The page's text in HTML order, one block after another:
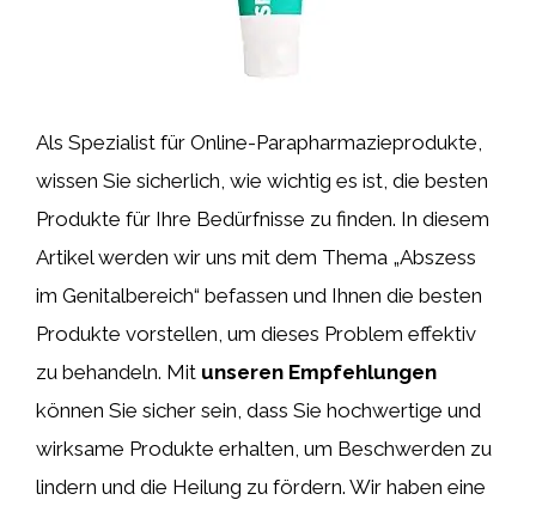
Als Spezialist für Online-Parapharmazieprodukte,
wissen Sie sicherlich, wie wichtig es ist, die besten
Produkte für Ihre Bedürfnisse zu finden. In diesem
Artikel werden wir uns mit dem Thema „Abszess
im Genitalbereich“ befassen und Ihnen die besten
Produkte vorstellen, um dieses Problem effektiv
zu behandeln. Mit unseren Empfehlungen
können Sie sicher sein, dass Sie hochwertige und
wirksame Produkte erhalten, um Beschwerden zu
lindern und die Heilung zu fördern. Wir haben eine